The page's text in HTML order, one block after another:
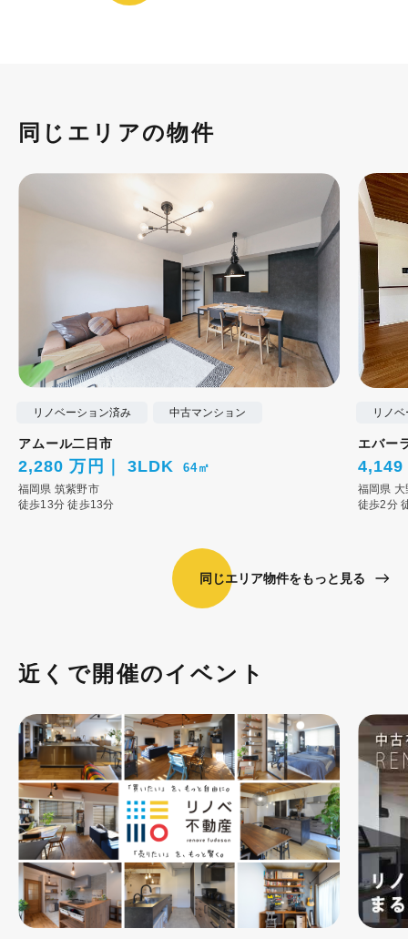
同じエリアの物件
リノベーション済み 中古マンション
アムール二日市
2,280 万円 3LDK 64㎡
福岡県 筑紫野市
徒歩13分徒歩13分
リノ
エバー
4,149
福岡県
徒歩2分
同じエリア物件をもっと見る
近くで開催のイベント